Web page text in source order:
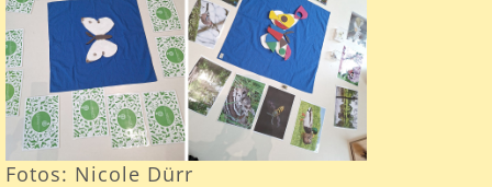
Fotos: Nicole Dürr